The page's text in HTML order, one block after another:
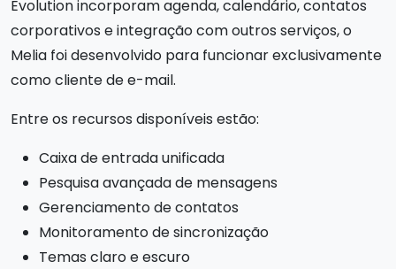
Evolution incorporam agenda, calendário, contatos
corporativos e integração com outros serviços, o
Melia foi desenvolvido para funcionar exclusivamente
como cliente de e-mail.
Entre os recursos disponíveis estão:
Caixa de entrada unificada
Pesquisa avançada de mensagens
Gerenciamento de contatos
Monitoramento de sincronização
Temas claro e escuro